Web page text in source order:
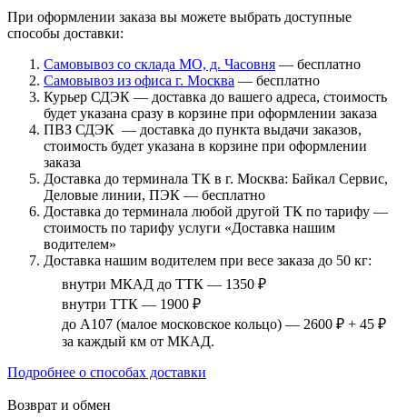
При оформлении заказа вы можете выбрать доступные
способы доставки:
Самовывоз со склада МО, д. Часовня — бесплатно
Самовывоз из офиса г. Москва — бесплатно
Курьер СДЭК — доставка до вашего адреса, стоимость
будет указана сразу в корзине при оформлении заказа
ПВЗ СДЭК — доставка до пункта выдачи заказов,
стоимость будет указана в корзине при оформлении
заказа
Доставка до терминала ТК в г. Москва: Байкал Сервис,
Деловые линии, ПЭК — бесплатно
Доставка до терминала любой другой ТК по тарифу —
стоимость по тарифу услуги «Доставка нашим
водителем»
Доставка нашим водителем при весе заказа до 50 кг:
внутри МКАД до ТТК — 1350 ₽
внутри ТТК — 1900 ₽
до А107 (малое московское кольцо) — 2600 ₽ + 45 ₽
за каждый км от МКАД.
Подробнее о способах доставки
Возврат и обмен